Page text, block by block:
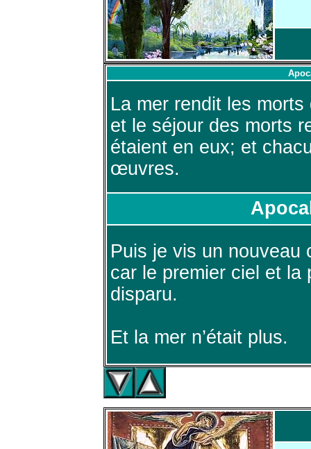
La mer rendit les
et le séjour des morts
étaient en eux; et
œuvres.
Puis je vis un nouveau
car le premier ciel et la
disparu.
Et la mer n’était plus.